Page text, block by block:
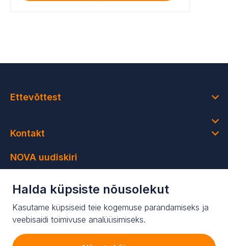
Halda küpsiste nõusolekut
Kasutame küpsiseid teie kogemuse parandamiseks ja
veebisaidi toimivuse analüüsimiseks.
Ettevõttest
Kontakt
NOVA uudiskiri
saajatele mõeldud sooduspakkumistest
Liituge meie uudiskirjaga!